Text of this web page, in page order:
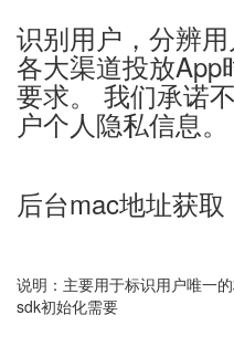
识别用户，分辨
各大渠道投放App
要求。 我们承诺
户个人隐私信息。
后台mac地址获取
说明：主要用于标识用户唯一
sdk初始化需要